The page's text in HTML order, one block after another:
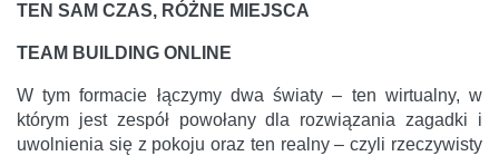
TEN SAM CZAS, RÓŻNE MIEJSCA
TEAM BUILDING ONLINE
W tym formacie łączymy dwa światy – ten wirtualny, w
którym jest zespół powołany dla rozwiązania zagadki i
uwolnienia się z pokoju oraz ten realny – czyli rzeczywisty